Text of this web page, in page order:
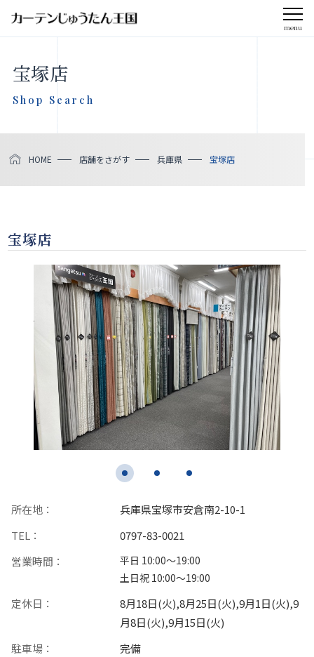
menu
宝塚店
Shop Search
HOME 店舗をさがす 兵庫県 宝塚店
宝塚店
所在地：
兵庫県宝塚市安倉南2-10-1
TEL：
0797-83-0021
営業時間：
平日 10:00〜19:00
土日祝 10:00〜19:00
定休日：
8月18日(火),8月25日(火),9月1日(火),9
月8日(火),9月15日(火)
駐車場：
完備